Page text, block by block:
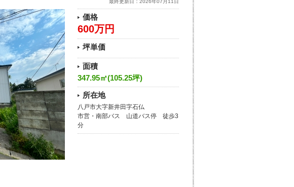
最終更新日：2026年07月11日
価格
600万円
坪単価
面積
347.95㎡(105.25坪)
所在地
八戸市大字新井田字石仏
市営・南部バス 山道バス停 徒歩3
分